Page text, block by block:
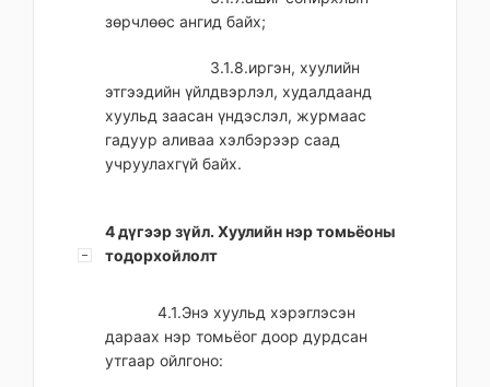
зөрчлөөс ангид байх;
3.1.8.иргэн, хуулийн
этгээдийн үйлдвэрлэл, худалдаанд
хуульд заасан үндэслэл, журмаас
гадуур аливаа хэлбэрээр саад
учруулахгүй байх.
4 дүгээр зүйл. Хуулийн нэр томьёоны
тодорхойлолт
4.1.Энэ хуульд хэрэглэсэн
дараах нэр томьёог доор дурдсан
утгаар ойлгоно: